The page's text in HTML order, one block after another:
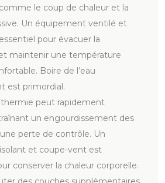
le coup de chaleur et la
Un équipement ventilé et
pour évacuer la
maintenir une température
Boire de l’eau
est primordial.
peut rapidement
un engourdissement des
perte de contrôle. Un
et coupe-vent est
conserver la chaleur corporelle.